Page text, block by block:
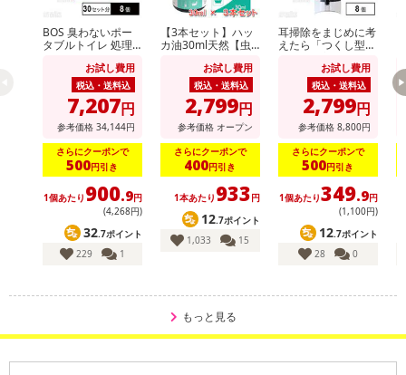
BOS 臭わないポー
タブルトイレ 処理
お試し費用
税込・送料込
7,207円
参考価格 34,144円
さらにクーポンで
500円引き
1個あたり 900.9円
(4,268円)
32.7ポイント
229
1
【3本セット】ハッ
カ油30ml天然【虫
【アロマに】【バス
タイムに】【花粉対
お試し費用
税込・送料込
2,799円
参考価格 オープン
さらにクーポンで
400円引き
1本あたり 933円
12.7ポイント
1,033
15
耳掃除をまじめに考
えたら「つくし型」
お試し費用
税込・送料込
2,799円
参考価格 8,800円
さらにクーポンで
500円引き
1個あたり349.9円
(1,100円)
12.7ポイント
28
0
もっと見る